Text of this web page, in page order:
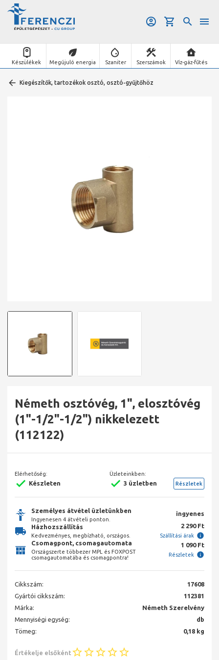
Készülékek Megújuló energia Szaniter Szerszámok Víz-gáz-fűtés
Kiegészítők, tartozékok osztó, osztó-gyűjtőhöz
Németh osztóvég, 1", elosztóvég
(1"-1/2"-1/2") nikkelezett
(112122)
Elérhetőség:
Készleten
Üzleteinkben:
3 üzletben Részletek
Személyes átvétel üzletünkben
Ingyenesen 4 átvételi ponton.
ingyenes
Házhozszállítás
Kedvezményes, megbízható, országos.
2 290 Ft
Szállítási árak
Csomagpont, csomagautomata
Országszerte többezer MPL és FOXPOST
csomagautomatába és csomagpontra!
1 090 Ft
Részletek
Cikkszám:
17608
Gyártói cikkszám:
112381
Márka:
Németh Szerelvény
Mennyiségi egység:
db
Tömeg:
0,18 kg
Értékelje elsőként